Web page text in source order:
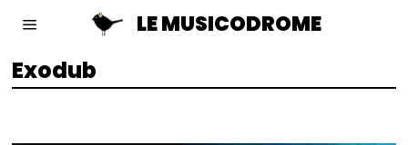
LE MUSICODROME
Exodub